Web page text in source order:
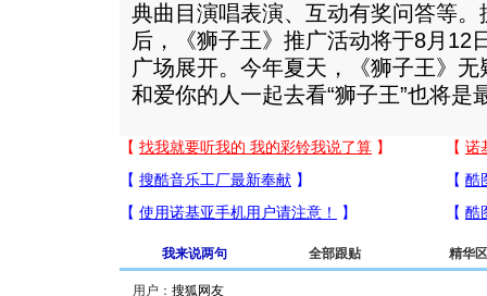
典曲目演唱表演、互动有奖问答等
后，《狮子王》推广活动将于8月12
广场展开。今年夏天，《狮子王》
和爱你的人一起去看“狮子王”也将是
我来说两句 全部跟贴 精华区
用户：